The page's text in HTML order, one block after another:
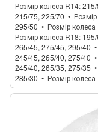
Розмір колеса R14
215/75, 225/70
295/50
Розмір
Розмір колеса R18
265/45, 275/45, 295/40
245/45, 265/40, 275/40
245/40, 265/35, 275/35
285/30
Розмір колеса